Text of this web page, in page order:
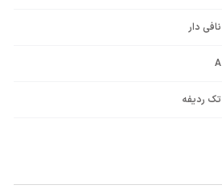
نافی دار
A
تک ردیفه